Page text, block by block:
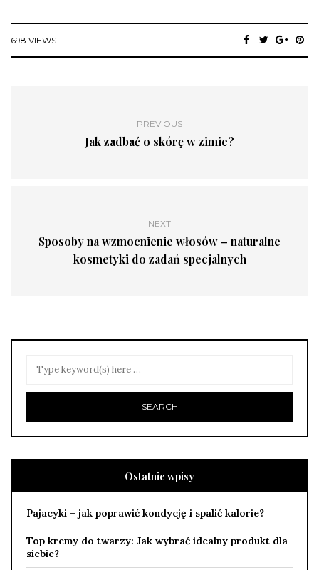
698 VIEWS
PREVIOUS
Jak zadbać o skórę w zimie?
NEXT
Sposoby na wzmocnienie włosów – naturalne
kosmetyki do zadań specjalnych
Ostatnie wpisy
Pajacyki – jak poprawić kondycję i spalić kalorie?
Top kremy do twarzy: Jak wybrać idealny produkt dla
siebie?